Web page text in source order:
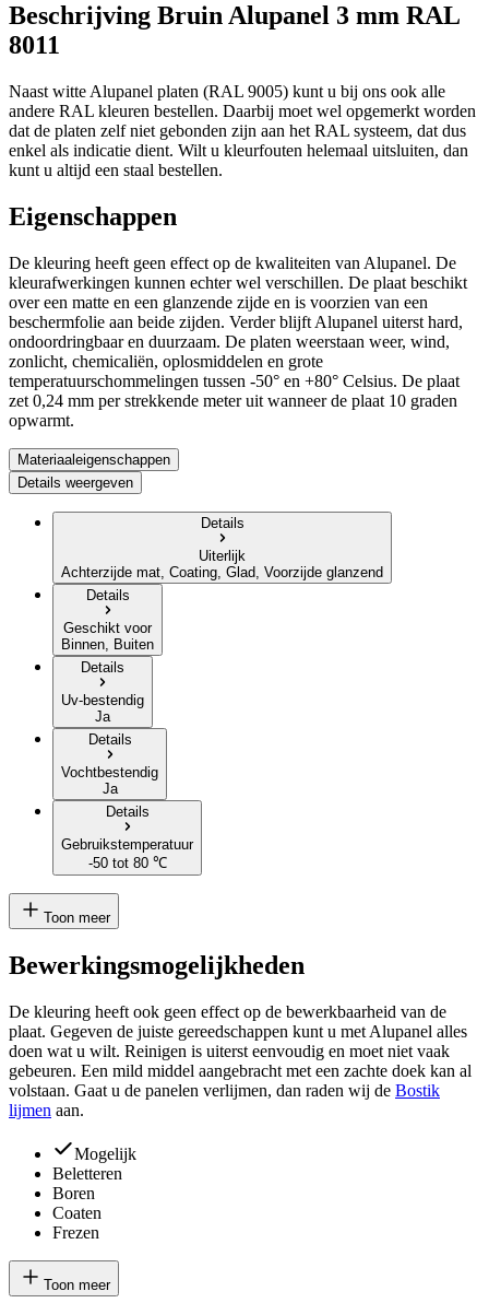
Beschrijving Bruin Alupanel 3 mm RAL
8011
Naast witte Alupanel platen (RAL 9005) kunt u bij ons ook alle
andere RAL kleuren bestellen. Daarbij moet wel opgemerkt worden
dat de platen zelf niet gebonden zijn aan het RAL systeem, dat dus
enkel als indicatie dient. Wilt u kleurfouten helemaal uitsluiten, dan
kunt u altijd een staal bestellen.
Eigenschappen
De kleuring heeft geen effect op de kwaliteiten van Alupanel. De
kleurafwerkingen kunnen echter wel verschillen. De plaat beschikt
over een matte en een glanzende zijde en is voorzien van een
beschermfolie aan beide zijden. Verder blijft Alupanel uiterst hard,
ondoordringbaar en duurzaam. De platen weerstaan weer, wind,
zonlicht, chemicaliën, oplosmiddelen en grote
temperatuurschommelingen tussen -50° en +80° Celsius. De plaat
zet 0,24 mm per strekkende meter uit wanneer de plaat 10 graden
opwarmt.
Materiaaleigenschappen
Details weergeven
Details
Uiterlijk
Achterzijde mat, Coating, Glad, Voorzijde glanzend
Details
Geschikt voor
Binnen, Buiten
Details
Uv-bestendig
Ja
Details
Vochtbestendig
Ja
Details
Gebruikstemperatuur
-50 tot 80 ℃
Toon meer
Bewerkingsmogelijkheden
De kleuring heeft ook geen effect op de bewerkbaarheid van de
plaat. Gegeven de juiste gereedschappen kunt u met Alupanel alles
doen wat u wilt. Reinigen is uiterst eenvoudig en moet niet vaak
gebeuren. Een mild middel aangebracht met een zachte doek kan al
volstaan. Gaat u de panelen verlijmen, dan raden wij de Bostik
lijmen aan.
Mogelijk
Beletteren
Boren
Coaten
Frezen
Toon meer